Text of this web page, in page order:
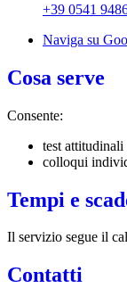
+39 0541
Naviga su
Cosa serve
Consente:
test
colloqui
Tempi e
Il servizio segue il
Contatti